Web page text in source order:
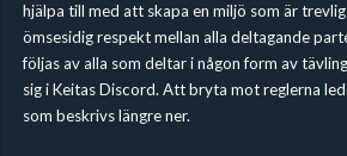
hjälpa till med att skapa en miljö som är
ömsesidig respekt mellan alla deltagande
följas av alla som deltar i någon form av
sig i Keitas Discord. Att bryta mot reglerna
som beskrivs längre ner.